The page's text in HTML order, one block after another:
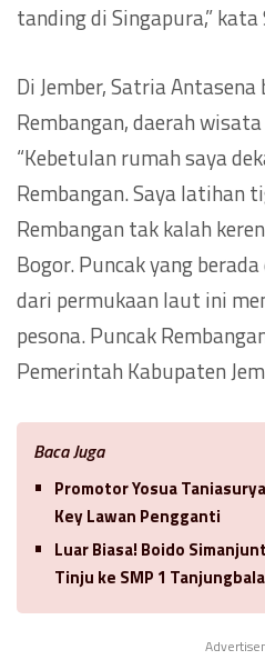
tanding di Singapura,”
Di Jember, Satria
Rembangan, daerah
“Kebetulan rumah saya
Rembangan. Saya latihan
Rembangan tak kalah
Bogor. Puncak yang
dari permukaan laut ini
pesona. Puncak
Pemerintah Kabupaten
Baca Juga
Promotor Yosua
Key Lawan Pengganti
Luar Biasa! Boido
Tinju ke SMP 1